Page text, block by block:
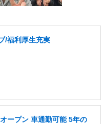
/福利厚生充実
ープン 車通勤可能 5年の